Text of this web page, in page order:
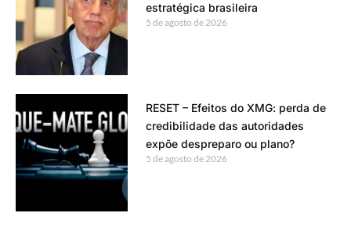
estratégica brasileira
5 de agosto de 2026
RESET – Efeitos do XMG: perda de
credibilidade das autoridades
expõe despreparo ou plano?
5 de agosto de 2026